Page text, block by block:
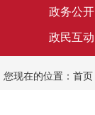
政务公开
政民互动
您现在的位置： 首页